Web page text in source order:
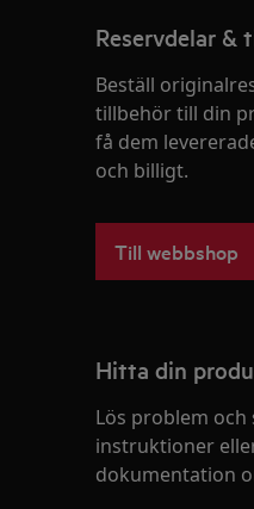
Reservdelar &
Beställ
tillbehör till din
få dem
och billigt.
Till webbshop
Hitta din
Lös problem och
instruktioner
dokumentation